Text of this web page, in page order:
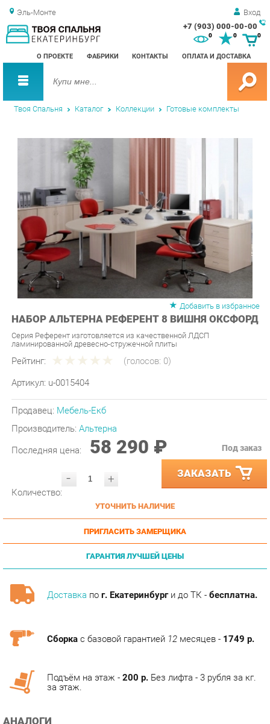
Эль-Монте Вход
+7 (903) 000-00-00
О ПРОЕКТЕ ФАБРИКИ КОНТАКТЫ ОПЛАТА И ДОСТАВКА
0 0
Твоя Спальня Каталог Коллекции Готовые комплекты
Добавить в избранное
НАБОР АЛЬТЕРНА РЕФЕРЕНТ 8 ВИШНЯ ОКСФОРД
Серия Референт изготовляется из качественной ЛДСП
ламинированной древесно-стружечной плиты
Рейтинг: (голосов:0)
Артикул: u-0015404
Производитель:Альтерна
Последняя цена: 58 290 ₽
- ЗАКАЗАТЬ
УТОЧНИТЬ НАЛИЧИЕ
ПРИГЛАСИТЬ ЗАМЕРЩИКА
ГАРАНТИЯ ЛУЧШЕЙ ЦЕНЫ
Доставкапог. Екатеринбурги до ТК -бесплатна.
АНАЛОГИ
Артикул